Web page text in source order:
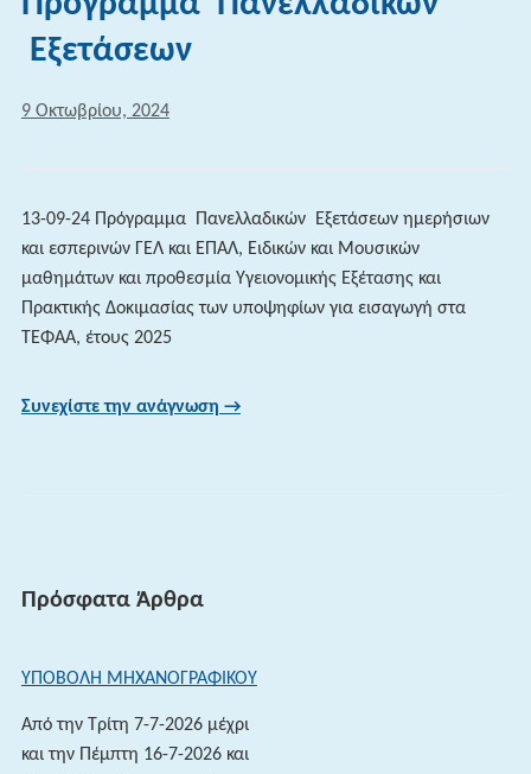
Πρόσφατα Άρθρα
ΥΠΟΒΟΛΗ ΜΗΧΑΝΟΓΡΑΦΙΚΟΥ
Από την Τρίτη 7-7-2026 μέχρι
και την Πέμπτη 16-7-2026 και
Εξετάσεων
9 Οκτωβρίου, 2024
13-09-24 Πρόγραμμα Πανελλαδικών Εξετάσεων ημερήσιων
και εσπερινών ΓΕΛ και ΕΠΑΛ, Ειδικών και Μουσικών
μαθημάτων και προθεσμία Υγειονομικής Εξέτασης και
Πρακτικής Δοκιμασίας των υποψηφίων για εισαγωγή στα
ΤΕΦΑΑ, έτους 2025
Συνεχίστε την ανάγνωση →